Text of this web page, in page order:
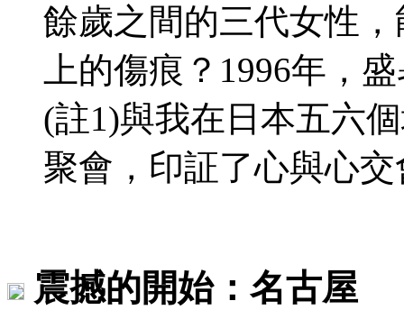
餘歲之間的三代女性
上的傷痕？1996年，
(註1)與我在日本五六
聚會，印証了心與心
震撼的開始：名古屋